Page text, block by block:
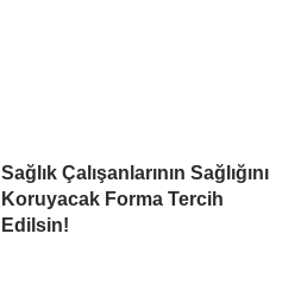
Sağlık Çalışanlarının Sağlığını
Koruyacak Forma Tercih
Edilsin!